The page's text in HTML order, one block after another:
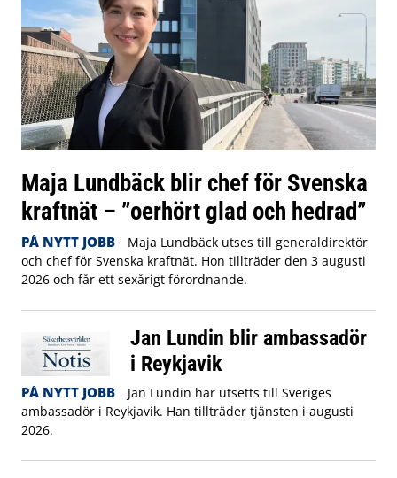
Maja Lundbäck blir chef för Svenska
kraftnät – ”oerhört glad och hedrad”
PÅ NYTT JOBB
Maja Lundbäck utses till generaldirektör
och chef för Svenska kraftnät. Hon tillträder den 3 augusti
2026 och får ett sexårigt förordnande.
Jan Lundin blir ambassadör
i Reykjavik
PÅ NYTT JOBB
Jan Lundin har utsetts till Sveriges
ambassadör i Reykjavik. Han tillträder tjänsten i augusti
2026.